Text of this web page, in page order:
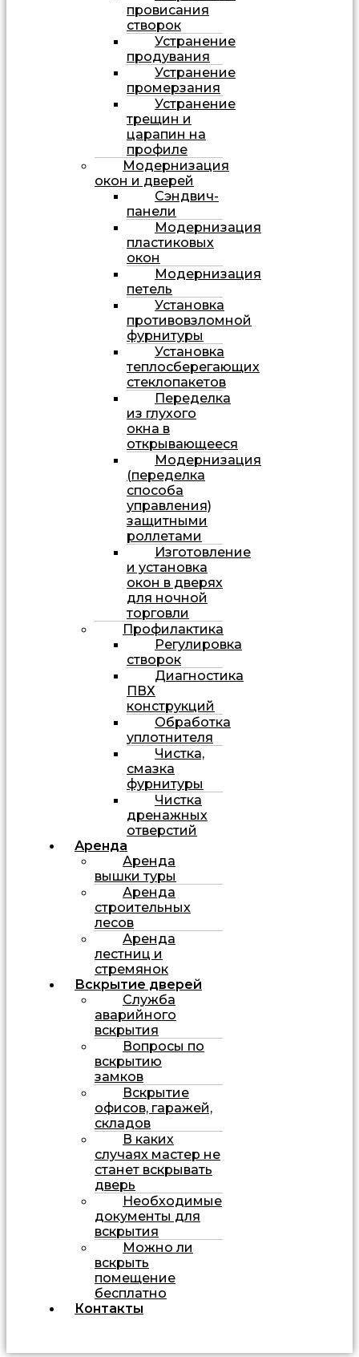
провисания
створок
Устранение
продувания
Устранение
промерзания
Устранение
трещин и
царапин на
профиле
Модернизация
окон и дверей
Сэндвич-
панели
Модернизация
пластиковых
окон
Модернизация
петель
Установка
противовзломной
фурнитуры
Установка
теплосберегающих
стеклопакетов
Переделка
из глухого
окна в
открывающееся
Модернизация
(переделка
способа
управления)
защитными
роллетами
Изготовление
и установка
окон в дверях
для ночной
торговли
Профилактика
Регулировка
створок
Диагностика
ПВХ
конструкций
Обработка
уплотнителя
Чистка,
смазка
фурнитуры
Чистка
дренажных
отверстий
Аренда
Аренда
вышки туры
Аренда
строительных
лесов
Аренда
лестниц и
стремянок
Вскрытие дверей
Служба
аварийного
вскрытия
Вопросы по
вскрытию
замков
Вскрытие
офисов, гаражей,
складов
В каких
случаях мастер не
станет вскрывать
дверь
Необходимые
документы для
вскрытия
Можно ли
вскрыть
помещение
бесплатно
Контакты